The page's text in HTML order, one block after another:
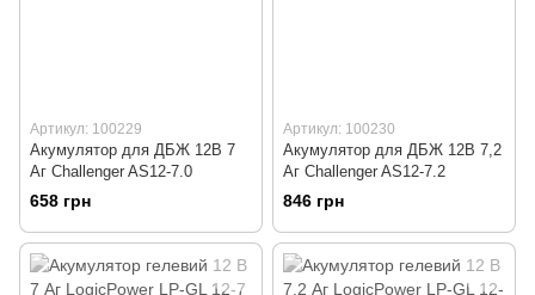
Артикул: 100229
Акумулятор для ДБЖ 12В 7
Аг Challenger AS12-7.0
658 грн
Артикул: 100230
Акумулятор для ДБЖ 12В 7,2
Аг Challenger AS12-7.2
846 грн